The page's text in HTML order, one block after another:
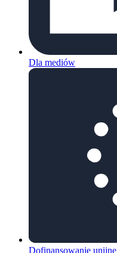
Dla mediów
Dofinansowanie unijne